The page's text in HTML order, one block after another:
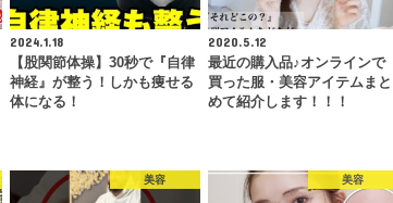
2024.1.18
【股関節体操】30秒で『自律
神経』が整う！しかも痩せる
体になる！
2020.5.12
最近の購入品♪オンラインで
買った服・美容アイテムまと
めて紹介します！！！
美容 美容